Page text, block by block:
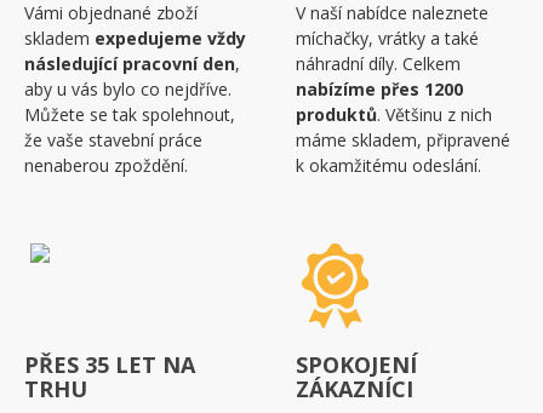
Vámi objednané zboží
skladem expedujeme vždy
následující pracovní den,
aby u vás bylo co nejdříve.
Můžete se tak spolehnout,
že vaše stavební práce
nenaberou zpoždění.
V naší nabídce naleznete
míchačky, vrátky a také
náhradní díly. Celkem
nabízíme přes 1200
produktů. Většinu z nich
máme skladem, připravené
k okamžitému odeslání.
PŘES 35 LET NA
TRHU
SPOKOJENÍ
ZÁKAZNÍCI